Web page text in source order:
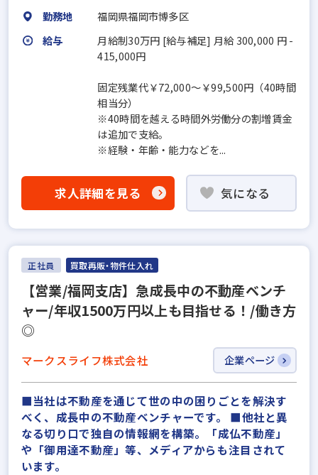
勤務地
福岡県福岡市博多区
給与
月給制30万円 [給与補足] 月給 300,000 円 -
415,000円
固定残業代￥72,000～￥99,500円（40時間
相当分）
※40時間を越える時間外労働分の割増賃金
は追加で支給。
※経験・年齢・能力などを...
求人詳細を見る 気になる
正社員 買取再販・物件仕入れ
【営業/福岡支店】急成長中の不動産ベンチ
ャー/年収1500万円以上も目指せる！/働き方
◎
マークスライフ株式会社 企業ページ
■当社は不動産を通じて世の中の困りごとを解決す
べく、成長中の不動産ベンチャーです。 ■他社と異
なる切り口で独自の情報網を構築。「成仏不動産」
や「御用達不動産」等、メディアからも注目されて
います。